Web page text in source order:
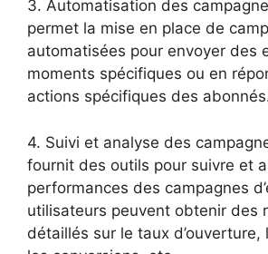
3. Automatisation des
permet la mise en place de
automatisées pour envoyer des
moments spécifiques ou en
actions spécifiques des
4. Suivi et analyse des
fournit des outils pour suivre et
performances des campagnes
utilisateurs peuvent obtenir des
détaillés sur le taux d’ouverture,